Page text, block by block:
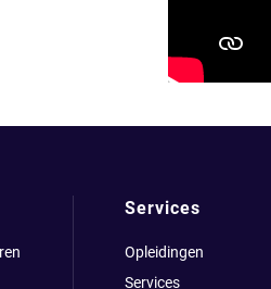
Services
Opleidingen
Services